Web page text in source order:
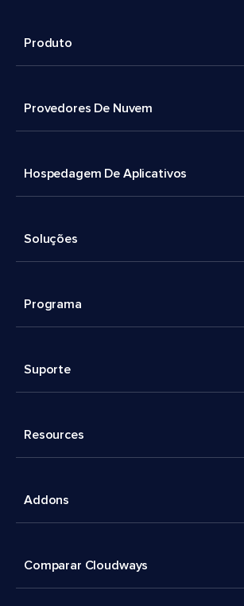
Produto
Provedores De Nuvem
Hospedagem De Aplicativos
Soluções
Programa
Suporte
Resources
Addons
Comparar Cloudways